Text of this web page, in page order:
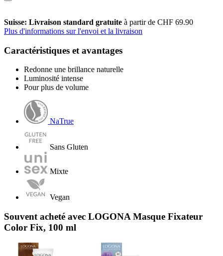
Suisse: Livraison standard gratuite à partir de CHF 69.90
Plus d'informations sur l'envoi et la livraison
Caractéristiques et avantages
Redonne une brillance naturelle
Luminosité intense
Pour plus de volume
NaTrue
Sans Gluten
Mixte
Vegan
Souvent acheté avec LOGONA Masque Fixateur
Color Fix, 100 ml